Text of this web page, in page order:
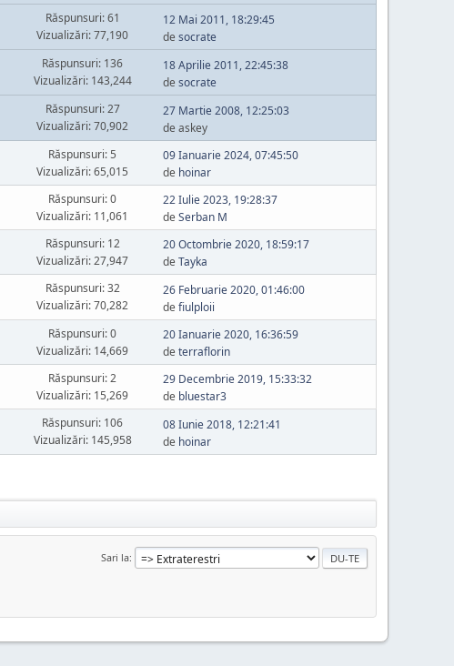
Răspunsuri: 61
Vizualizări: 77,190
12 Mai 2011, 18:29:45
de socrate
Răspunsuri: 136
Vizualizări: 143,244
18 Aprilie 2011, 22:45:38
de socrate
Răspunsuri: 27
Vizualizări: 70,902
27 Martie 2008, 12:25:03
de askey
Răspunsuri: 5
Vizualizări: 65,015
09 Ianuarie 2024, 07:45:50
de hoinar
Răspunsuri: 0
Vizualizări: 11,061
22 Iulie 2023, 19:28:37
de Serban M
Răspunsuri: 12
Vizualizări: 27,947
20 Octombrie 2020, 18:59:17
de Tayka
Răspunsuri: 32
Vizualizări: 70,282
26 Februarie 2020, 01:46:00
de fiulploii
Răspunsuri: 0
Vizualizări: 14,669
20 Ianuarie 2020, 16:36:59
de terraflorin
Răspunsuri: 2
Vizualizări: 15,269
29 Decembrie 2019, 15:33:32
de bluestar3
Răspunsuri: 106
Vizualizări: 145,958
08 Iunie 2018, 12:21:41
de hoinar
Sari la